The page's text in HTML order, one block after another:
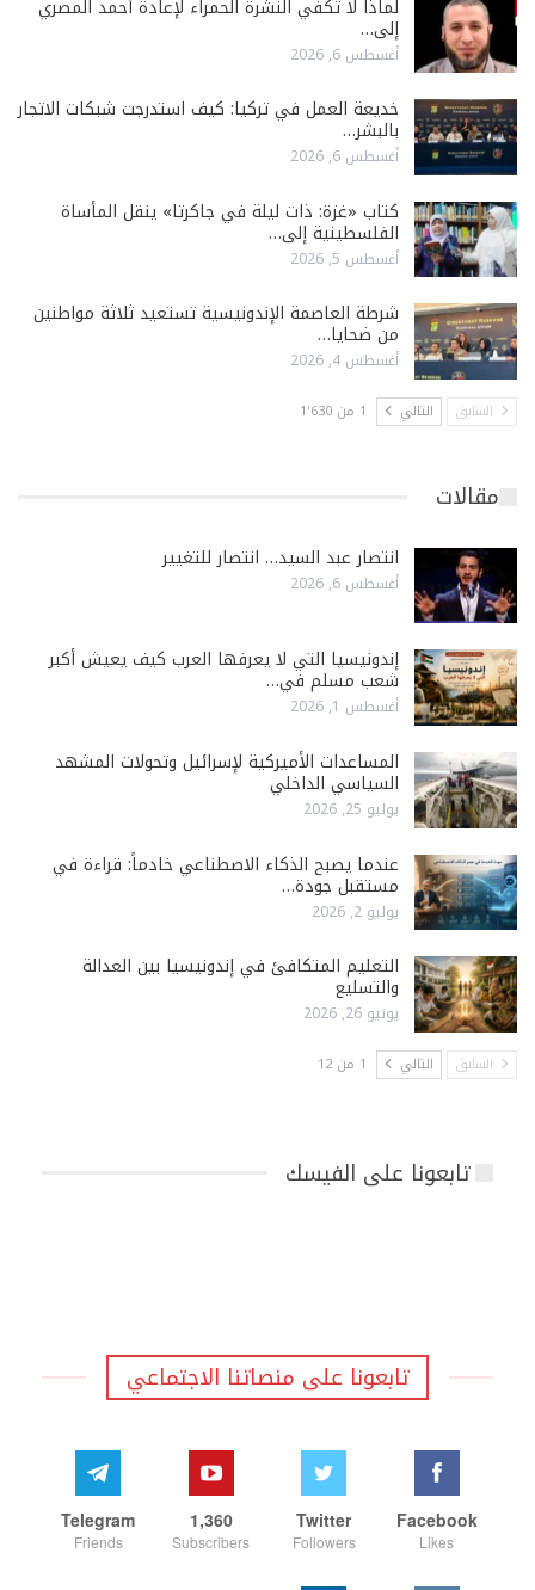
لماذا لا تكفي النشرة الحمراء لإعادة أحمد المصري
إلى…
أغسطس 6, 2026
خديعة العمل في تركيا: كيف استدرجت شبكات الاتجار
بالبشر…
أغسطس 6, 2026
كتاب «غزة: ذات ليلة في جاكرتا» ينقل المأساة
الفلسطينية إلى…
أغسطس 5, 2026
شرطة العاصمة الإندونيسية تستعيد ثلاثة مواطنين
من ضحايا…
أغسطس 4, 2026
السابق التالي 1 من 1٬630
مقالات
انتصار عبد السيد… انتصار للتغيير
أغسطس 6, 2026
إندونيسيا التي لا يعرفها العرب كيف يعيش أكبر
شعب مسلم في…
أغسطس 1, 2026
المساعدات الأميركية لإسرائيل وتحولات المشهد
السياسي الداخلي
يوليو 25, 2026
عندما يصبح الذكاء الاصطناعي خادماً: قراءة في
مستقبل جودة…
يوليو 2, 2026
التعليم المتكافئ في إندونيسيا بين العدالة
والتسليع
يونيو 26, 2026
السابق التالي 1 من 12
تابعونا على الفيسك
تابعونا على منصاتنا الاجتماعي
Facebook
Likes
Twitter
Followers
1,360
Subscribers
Telegram
Friends